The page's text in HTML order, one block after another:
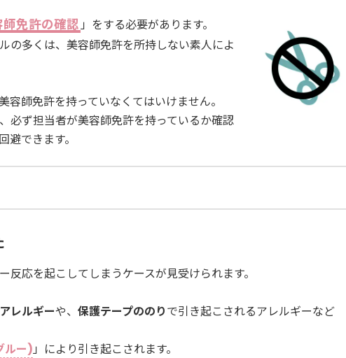
師免許の確認」をする必要があります。
の多くは、美容師免許を所持しない素人によ
師免許を持っていなくてはいけません。
必ず担当者が美容師免許を持っているか確認
できます。
反応を起こしてしまうケースが見受けられます。
レルギーや、保護テープののりで引き起こされるアレルギーなど
ルー)」により引き起こされます。